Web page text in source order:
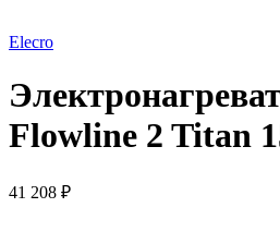
Elecro
Flowline 2 Titan
41 208 ₽